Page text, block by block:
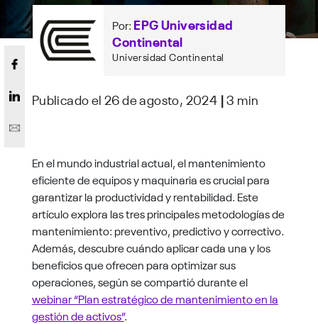
Por: EPG Universidad
Continental
Universidad Continental
Publicado el 26 de agosto, 2024 |3 min
En el mundo industrial actual, el mantenimiento
eficiente de equipos y maquinaria es crucial para
garantizar la productividad y rentabilidad. Este
artículo explora las tres principales metodologías de
mantenimiento: preventivo, predictivo y correctivo.
Además, descubre cuándo aplicar cada una y los
beneficios que ofrecen para optimizar sus
operaciones, según se compartió durante el
webinar “Plan estratégico de mantenimiento en la
gestión de activos”.